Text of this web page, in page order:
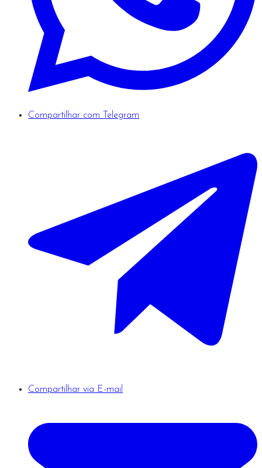
Compartilhar com Telegram
Compartilhar via E-mail